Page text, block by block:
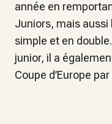
année en
Juniors, mais aussi
simple et en
junior, il a
Coupe d’Europe